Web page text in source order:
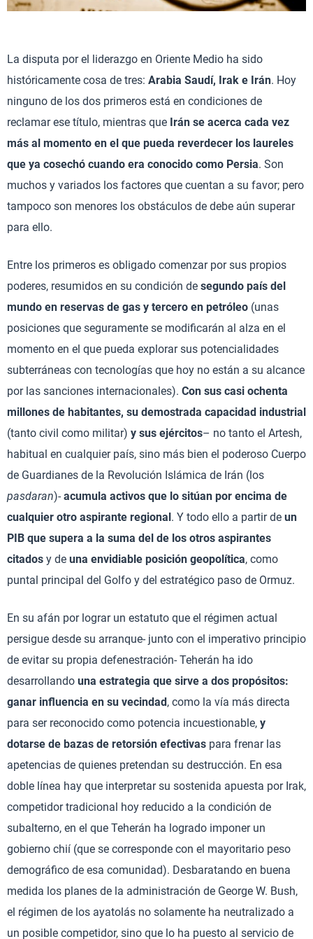
La disputa por el liderazgo en Oriente Medio ha sido
históricamente cosa de tres: Arabia Saudí, Irak e Irán. Hoy
ninguno de los dos primeros está en condiciones de
reclamar ese título, mientras que Irán se acerca cada vez
más al momento en el que pueda reverdecer los laureles
que ya cosechó cuando era conocido como Persia. Son
muchos y variados los factores que cuentan a su favor; pero
tampoco son menores los obstáculos de debe aún superar
para ello.
Entre los primeros es obligado comenzar por sus propios
poderes, resumidos en su condición de segundo país del
mundo en reservas de gas y tercero en petróleo (unas
posiciones que seguramente se modificarán al alza en el
momento en el que pueda explorar sus potencialidades
subterráneas con tecnologías que hoy no están a su alcance
por las sanciones internacionales). Con sus casi ochenta
millones de habitantes, su demostrada capacidad industrial
(tanto civil como militar) y sus ejércitos– no tanto el Artesh,
habitual en cualquier país, sino más bien el poderoso Cuerpo
de Guardianes de la Revolución Islámica de Irán (los
pasdaran)-acumula activos que lo sitúan por encima de
cualquier otro aspirante regional. Y todo ello a partir de un
PIB que supera a la suma del de los otros aspirantes
citados y de una envidiable posición geopolítica, como
puntal principal del Golfo y del estratégico paso de Ormuz.
En su afán por lograr un estatuto que el régimen actual
persigue desde su arranque- junto con el imperativo principio
de evitar su propia defenestración- Teherán ha ido
desarrollando una estrategia que sirve a dos propósitos:
ganar influencia en su vecindad, como la vía más directa
para ser reconocido como potencia incuestionable, y
dotarse de bazas de retorsión efectivas para frenar las
apetencias de quienes pretendan su destrucción. En esa
doble línea hay que interpretar su sostenida apuesta por Irak,
competidor tradicional hoy reducido a la condición de
subalterno, en el que Teherán ha logrado imponer un
gobierno chií (que se corresponde con el mayoritario peso
demográfico de esa comunidad). Desbaratando en buena
medida los planes de la administración de George W. Bush,
el régimen de los ayatolás no solamente ha neutralizado a
un posible competidor, sino que lo ha puesto al servicio de